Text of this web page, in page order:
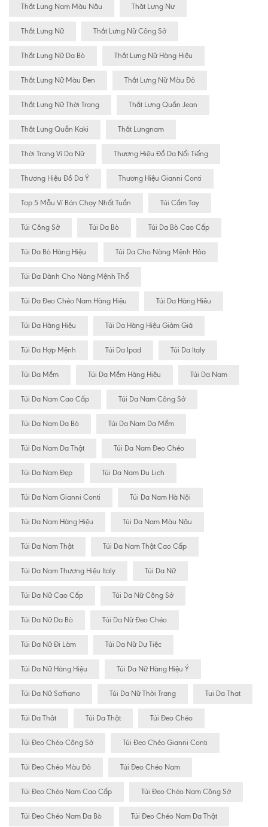
Thắt Lưng Nam Màu Nâu Thăt Lưng Nư
Thắt Lưng Nữ Thắt Lưng Nữ Công Sở
Thắt Lưng Nữ Da Bò Thắt Lưng Nữ Hàng Hiệu
Thắt Lưng Nữ Màu Đen Thắt Lưng Nữ Màu Đỏ
Thắt Lưng Nữ Thời Trang Thắt Lưng Quần Jean
Thắt Lưng Quần Kaki Thắt Lưngnam
Thời Trang Ví Da Nữ Thương Hiệu Đồ Da Nổi Tiếng
Thương Hiệu Đồ Da Ý Thương Hiệu Gianni Conti
Top 5 Mẫu Ví Bán Chạy Nhất Tuần Túi Cầm Tay
Túi Công Sở Túi Da Bò Túi Da Bò Cao Cấp
Túi Da Bò Hàng Hiệu Túi Da Cho Nàng Mệnh Hỏa
Túi Da Dành Cho Nàng Mệnh Thổ
Túi Da Đeo Chéo Nam Hàng Hiệu Túi Da Hàng Hiêu
Túi Da Hàng Hiệu Túi Da Hàng Hiệu Giảm Giá
Túi Da Hợp Mệnh Túi Da Ipad Túi Da Italy
Túi Da Mềm Túi Da Mềm Hàng Hiệu Túi Da Nam
Túi Da Nam Cao Cấp Túi Da Nam Công Sở
Túi Da Nam Da Bò Túi Da Nam Da Mềm
Túi Da Nam Da Thật Túi Da Nam Đeo Chéo
Túi Da Nam Đẹp Túi Da Nam Du Lịch
Túi Da Nam Gianni Conti Túi Da Nam Hà Nội
Túi Da Nam Hàng Hiệu Túi Da Nam Màu Nâu
Túi Da Nam Thật Túi Da Nam Thật Cao Cấp
Túi Da Nam Thương Hiệu Italy Túi Da Nữ
Túi Da Nữ Cao Cấp Túi Da Nữ Công Sở
Túi Da Nữ Da Bò Túi Da Nữ Đeo Chéo
Túi Da Nữ Đi Làm Túi Da Nữ Dự Tiệc
Túi Da Nữ Hàng Hiệu Túi Da Nữ Hàng Hiệu Ý
Túi Da Nữ Saffiano Túi Da Nữ Thời Trang Tui Da That
Túi Da Thât Túi Da Thật Túi Đeo Chéo
Túi Đeo Chéo Công Sở Túi Đeo Chéo Gianni Conti
Túi Đeo Chéo Màu Đỏ Túi Đeo Chéo Nam
Túi Đeo Chéo Nam Cao Cấp Túi Đeo Chéo Nam Công Sở
Túi Đeo Chéo Nam Da Bò Túi Đeo Chéo Nam Da Thật